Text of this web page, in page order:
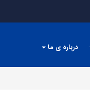
درباره ی ما